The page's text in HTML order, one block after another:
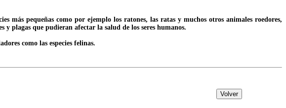
pequeñas como por ejemplo los ratones, las ratas y muchos otros animales roedores,
y plagas que pudieran afectar la salud de los seres humanos.
como las especies felinas.
Volver